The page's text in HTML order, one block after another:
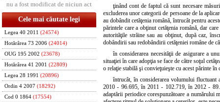
nu a fost modificat de niciun act
Cele mai căutate legi
Legea 40 2011 (24574)
Hotărârea 73 2006 (24014)
OUG 195 2002 (23678)
Hotărârea 41 2001 (22809)
Legea 28 1991 (20896)
Ordin 4 2007 (18292)
Cod 0 1864 (17554)
ţinând cont de faptul că sunt necesare
excluderea unor categorii de persoane de la
au dobândit cetăţenia română, întrucât pentru
părintele care a obţinut cetăţenia română, dar
autorităţile străine sau au obţinut, după caz,
dobândirii sau redobândirii cetăţeniei române de
în considerarea necesităţii de asigurare a
situaţiei în care adopţia se face de către soţul
o relaţie stabilă şi convieţuieşte cu acest părinte
întrucât, în considerarea volumului fluctuant
2010 - 96.695, în 2011 - 102.719, în 2012 -
adaptării periodice corespunzătoare a numărului